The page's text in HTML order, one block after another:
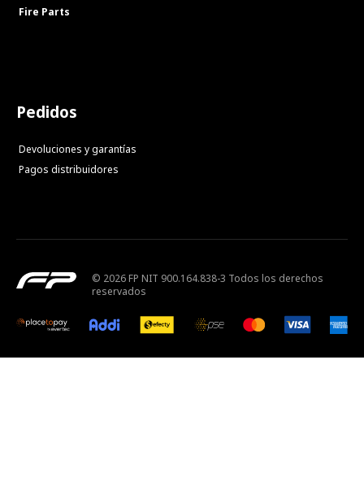
Fire Parts
Pedidos
Devoluciones y garantías
Pagos distribuidores
© 2026 FP NIT 900.164.838-3 Todos los derechos
reservados